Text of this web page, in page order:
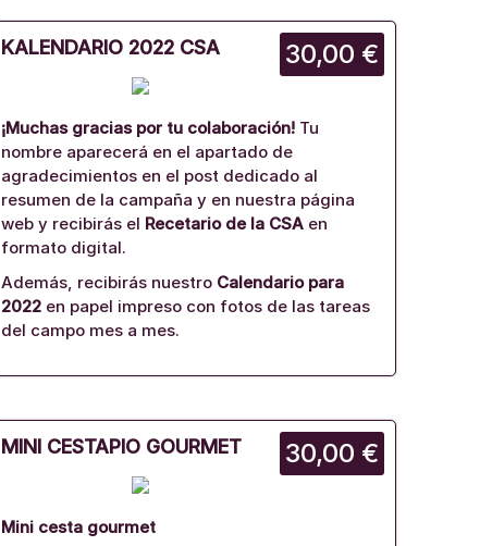
30,00 €
KALENDARIO 2022 CSA
¡Muchas gracias por tu colaboración! Tu
nombre aparecerá en el apartado de
agradecimientos en el post dedicado al
resumen de la campaña y en nuestra página
web y recibirás el Recetario de la CSA en
formato digital.
Además, recibirás nuestro Calendario para
2022 en papel impreso con fotos de las tareas
del campo mes a mes.
30,00 €
MINI CESTAPIO GOURMET
Mini cesta gourmet